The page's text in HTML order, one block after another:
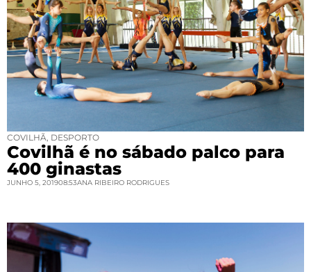
COVILHÃ, DESPORTO
Covilhã é no sábado palco para
400 ginastas
JUNHO 5, 201908:53ANA RIBEIRO RODRIGUES